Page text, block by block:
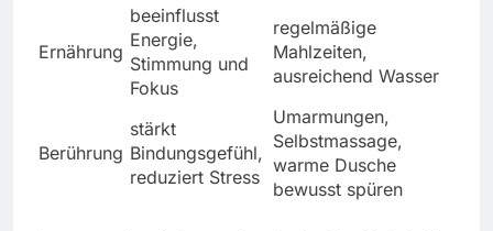
Ernährung
beeinflusst
Energie,
Stimmung und
Fokus
regelmäßige
Mahlzeiten,
ausreichend Wasser
Berührung
stärkt
Bindungsgefühl,
reduziert Stress
Umarmungen,
Selbstmassage,
warme Dusche
bewusst spüren